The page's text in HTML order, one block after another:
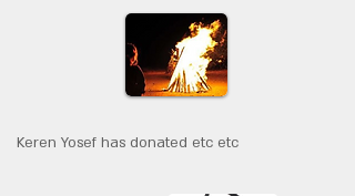
Keren Yosef has donated etc etc